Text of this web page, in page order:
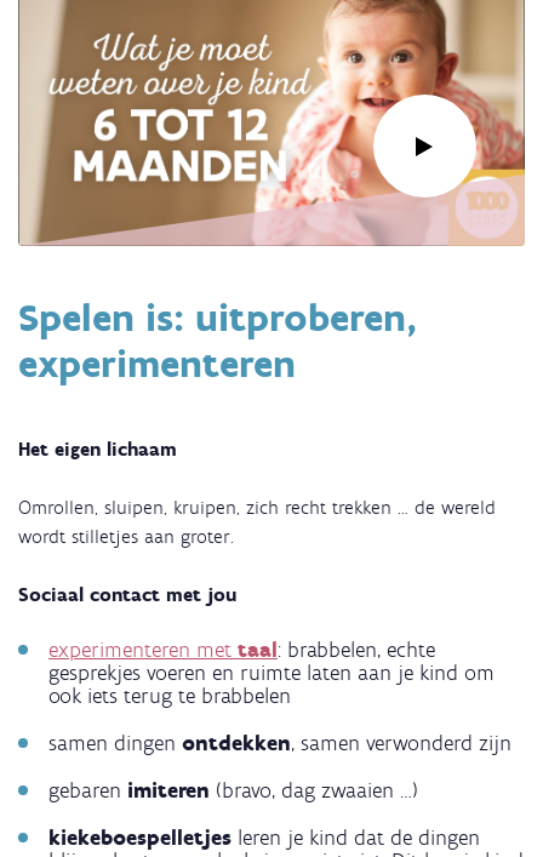
video:
Wat
je
over
kind
van
tot
maanden
Spelen is: uitproberen,
experimenteren
Het eigen lichaam
Omrollen, sluipen, kruipen, zich recht trekken … de wereld
wordt stilletjes aan groter.
Sociaal contact met jou
experimenteren met taal: brabbelen, echte
gesprekjes voeren en ruimte laten aan je kind om
ook iets terug te brabbelen
samen dingen ontdekken, samen verwonderd zijn
gebaren imiteren (bravo, dag zwaaien …)
kiekeboespelletjes leren je kind dat de dingen